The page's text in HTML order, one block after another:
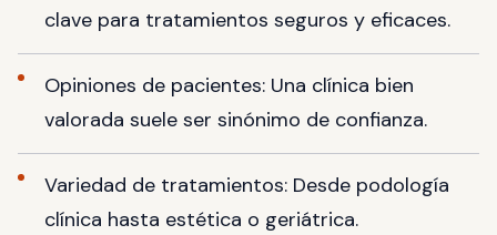
clave para tratamientos seguros y eficaces.
Opiniones de pacientes: Una clínica bien
valorada suele ser sinónimo de confianza.
Variedad de tratamientos: Desde podología
clínica hasta estética o geriátrica.